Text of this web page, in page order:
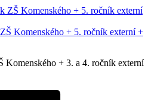
ZŠ Komenského + 5. ročník externí
Komenského + 5. ročník externí +
Komenského + 3. a 4. ročník externí